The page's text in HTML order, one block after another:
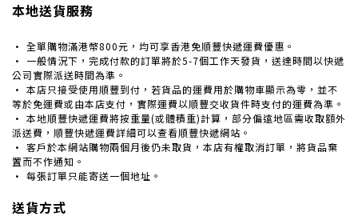
本地送貨服務
· 全單購物滿港幣800元，均可享香港免順豐快遞運費優惠。
· 一般情況下，完成付款的訂單將於5-7個工作天發貨，送達時間以快遞
公司實際派送時間為準。
· 本店只接受使用順豐到付，若貨品的運費用於購物車顯示為零，並不
等於免運費或由本店支付，實際運費以順豐交收貨件時支付的運費為準。
· 本地順豐快遞運費將按重量(或體積重)計算， 部分偏遠地區需收取額外
派送費，順豐快遞運費詳細可以查看順豐快遞網站。
· 客戶於本網站購物兩個月後仍未取貨，本店有權取消訂單，將貨品棄
置而不作通知。
· 每張訂單只能寄送一個地址。
送貨方式